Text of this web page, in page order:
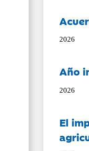
2026
Año
2026
El